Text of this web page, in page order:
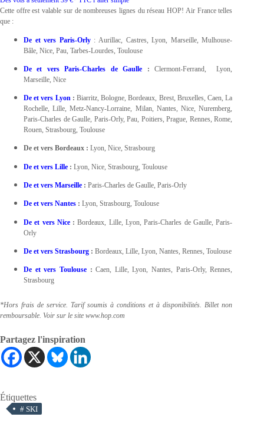
Cette offre est valable sur de nombreuses lignes du réseau HOP! Air France telles
que :
De et vers Paris-Orly : Aurillac, Castres, Lyon, Marseille, Mulhouse-
Bâle, Nice, Pau, Tarbes-Lourdes, Toulouse
De et vers Paris-Charles de Gaulle :Clermont-Ferrand, Lyon,
Marseille, Nice
De et vers Lyon:Biarritz, Bologne, Bordeaux, Brest, Bruxelles, Caen, La
Rochelle, Lille, Metz-Nancy-Lorraine, Milan, Nantes, Nice, Nuremberg,
Paris-Charles de Gaulle, Paris-Orly, Pau, Poitiers, Prague, Rennes, Rome,
Rouen, Strasbourg, Toulouse
De et vers Bordeaux : Lyon, Nice, Strasbourg
De et vers Lille : Lyon, Nice, Strasbourg, Toulouse
De et vers Marseille : Paris-Charles de Gaulle, Paris-Orly
De et vers Nantes : Lyon, Strasbourg, Toulouse
De et vers Nice:Bordeaux, Lille, Lyon, Paris-Charles de Gaulle, Paris-
Orly
De et vers Strasbourg : Bordeaux, Lille, Lyon, Nantes, Rennes, Toulouse
De et vers Toulouse :Caen, Lille, Lyon, Nantes, Paris-Orly, Rennes,
Strasbourg
*Hors frais de service. Tarif soumis à conditions et à disponibilités. Billet non
remboursable. Voir sur le site www.hop.com
Partagez l'inspiration
Étiquettes
# SKI